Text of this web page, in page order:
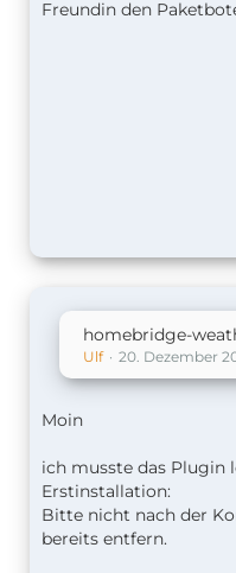
Freundin den
homebridge-
Ulf 20. Dezember
Moin
ich musste das Plugin
Erstinstallation:
Bitte nicht nach der
bereits entfern.